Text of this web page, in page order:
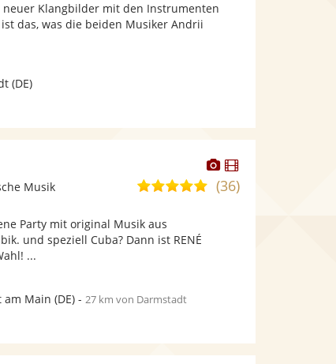
5
neuer Klangbilder mit den Instrumenten
das, was die beiden Musiker Andrii
(DE)
Dieser
Künstler
stellt
Dieser
Künstler
5,0(36)
Musik
Party mit original Musik aus
und speziell Cuba? Dann ist RENÉ
...
am Main (DE)- 27 km von Darmstadt